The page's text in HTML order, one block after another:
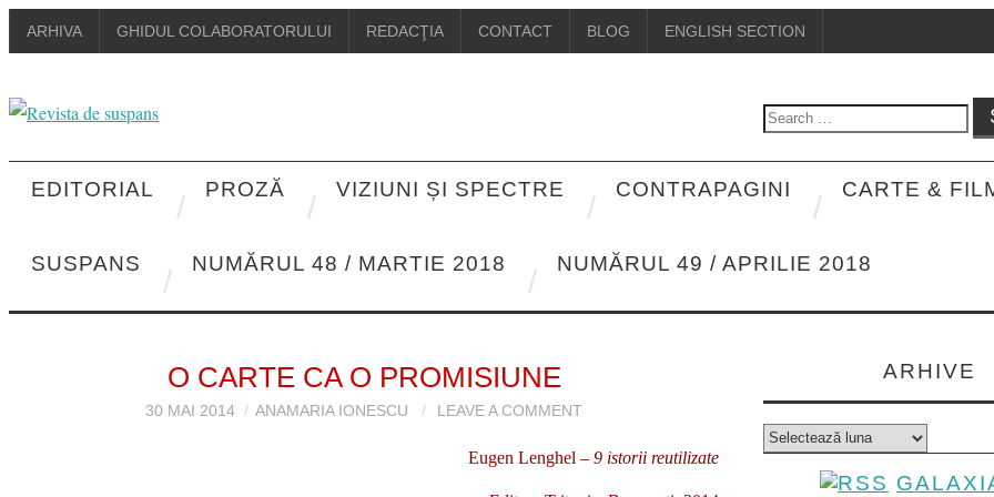
ARHIVA GHIDUL COLABORATORULUI REDACŢIA CONTACT BLOG ENGLISH SECTION
Search
EDITORIAL
PROZĂ VIZIUNI ȘI SPECTRE CONTRAPAGINI CARTE &
SUSPANS NUMĂRUL 48 / MARTIE 2018 NUMĂRUL 49 / APRILIE 2018
O CARTE CA O PROMISIUNE
30 MAI 2014 ANAMARIA IONESCU LEAVE A COMMENT
Eugen Lenghel – 9 istorii reutilizate
ARHIVE
Arhive